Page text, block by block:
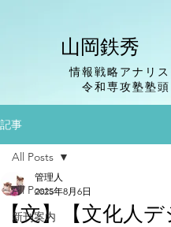
山岡鉄秀
情報戦略アナリス
​令和専攻塾塾頭
記事
All Posts
新刊案内
All Posts
【文】【文化人
管理人
2025年8月6日